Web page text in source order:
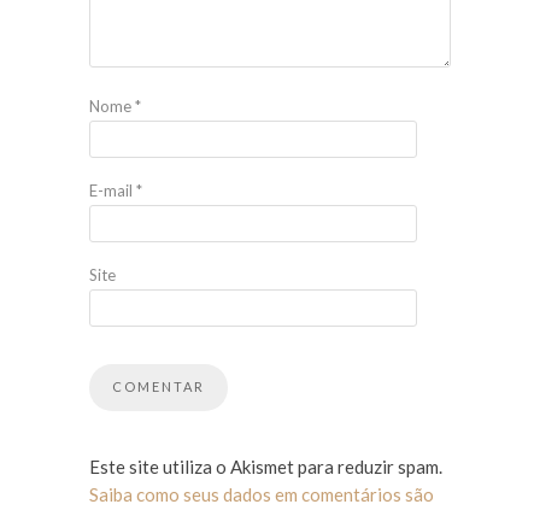
Nome*
E-mail *
Site
Este site utiliza o Akismet para reduzir spam.
Saiba como seus dados em comentários são